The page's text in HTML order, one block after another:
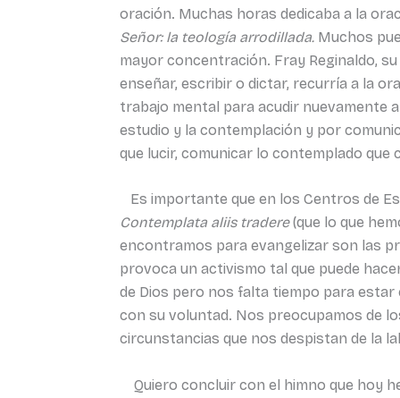
oración. Muchas horas dedicaba a la
Señor: la teología arrodillada. Muchos
mayor concentración. Fray Reginaldo,
enseñar, escribir o dictar, recurría a la
trabajo mental para acudir nuevamente
estudio y la contemplación y por
que lucir, comunicar lo contemplado
Es importante que en los Centros de
Contemplata aliis tradere(que lo que
encontramos para evangelizar son las
provoca un activismo tal que puede
de Dios pero nos falta tiempo para
con su voluntad. Nos preocupamos de
circunstancias que nos despistan de la
Quiero concluir con el himno que hoy